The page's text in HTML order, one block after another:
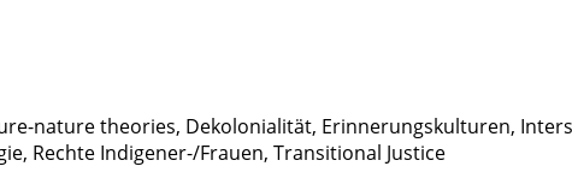
nature theories, Dekolonialität, Erinnerungskulturen,
Rechte Indigener-/Frauen, Transitional Justice